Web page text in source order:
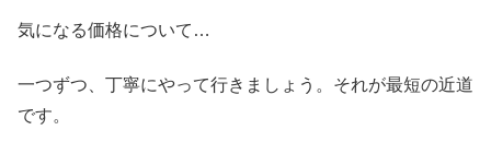
気になる価格について…
一つずつ、丁寧にやって行きましょう。それが最短の近道
です。